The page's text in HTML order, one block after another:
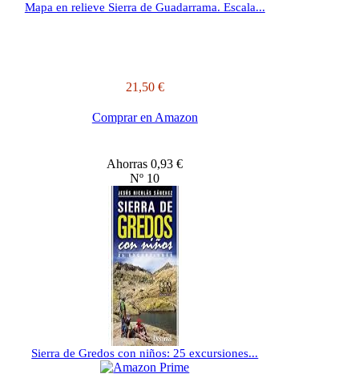
Mapa en relieve Sierra de Guadarrama. Escala...
21,50 €
Comprar en Amazon
Ahorras 0,93 €
Nº 10
Sierra de Gredos con niños: 25 excursiones...